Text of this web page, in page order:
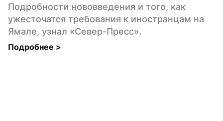
Подробности нововведения и того, как
ужесточатся требования к иностранцам на
Ямале, узнал «Север-Пресс».
Подробнее >